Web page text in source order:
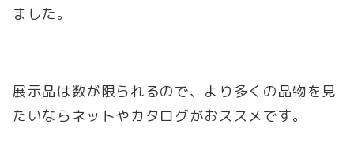
ました。
展示品は数が限られるので、より多くの品物を見
たいならネットやカタログがおススメです。